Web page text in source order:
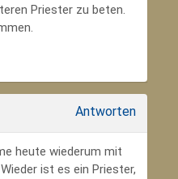
Priester zu beten.
Antworten
heute wiederum mit
ist es ein Priester,